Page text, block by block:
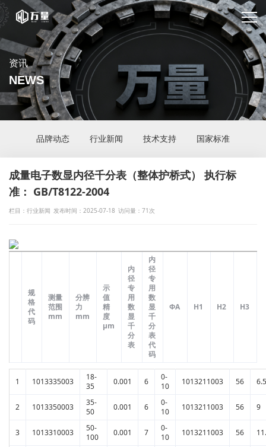
资讯
NEWS
品牌动态 行业新闻 技术支持 国家标准
成量电子数显内径千分表（整体护桥式） 执行标
准： GB/T8122-2004
栏目：行业新闻 发布时间：2025-07-18 访问量：71次
规
格
代
码
测量
范围
mm
分辨
力
mm
示
值
精
度
μm
内
径
专
用
数
显
千
分
表
内
径
专
用
数
显
千
分
表
代
码
ΦA H1 H2 H3
1 1013335003
18-
35
0.001 6
0-
10
1013211003 56 6.5
2 1013350003
35-
50
0.001 6
0-
10
1013211003 56 9
3 1013310003
50-
100
0.001 7
0-
10
1013211003 56